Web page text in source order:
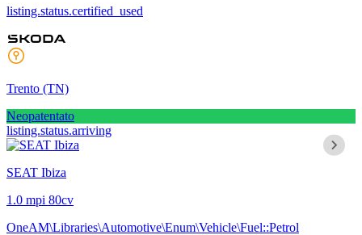
listing.status.certified_used
Trento (TN)
Neopatentato
listing.status.arriving
SEAT Ibiza
1.0 mpi 80cv
OneAM\Libraries\Automotive\Enum\Vehicle\Fuel::Petrol